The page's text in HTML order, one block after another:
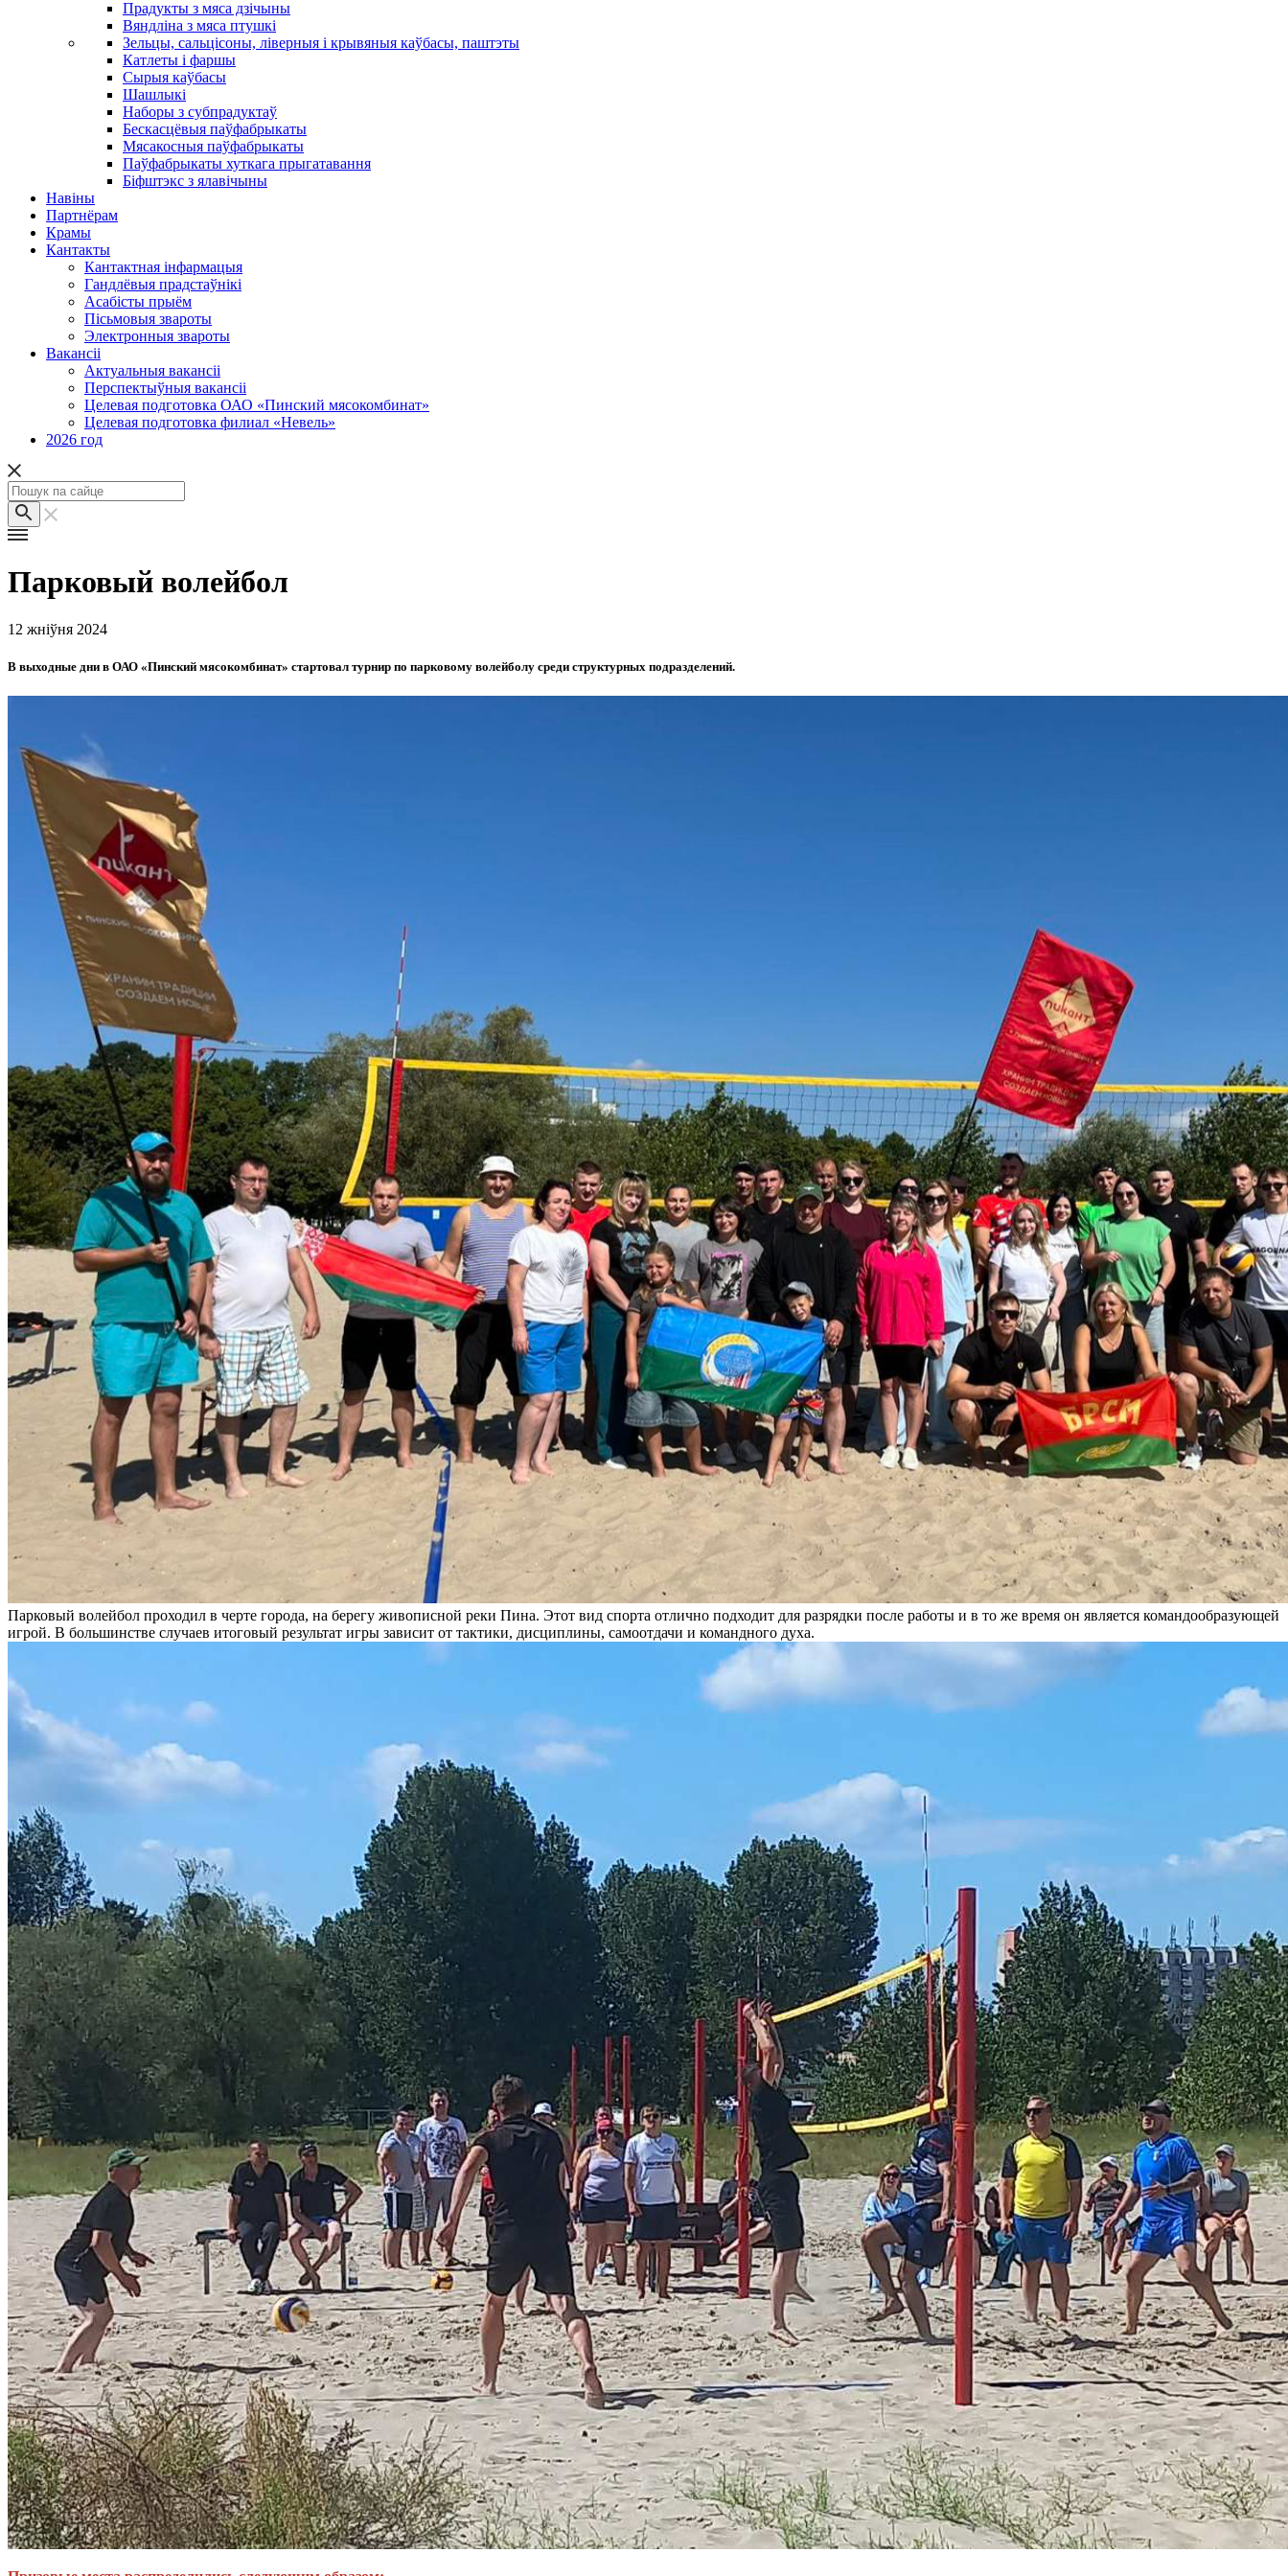
Прадукты з мяса дзічыны
Вяндліна з мяса птушкі
Зельцы, сальцісоны, ліверныя і крывяныя каўбасы, паштэты
Катлеты і фаршы
Сырыя каўбасы
Шашлыкі
Наборы з субпрадуктаў
Бескасцёвыя паўфабрыкаты
Мясакосныя паўфабрыкаты
Паўфабрыкаты хуткага прыгатавання
Біфштэкс з ялавічыны
Навіны
Партнёрам
Крамы
Кантакты
Кантактная інфармацыя
Гандлёвыя прадстаўнікі
Асабісты прыём
Пісьмовыя звароты
Электронныя звароты
Вакансіі
Актуальныя вакансіі
Перспектыўныя вакансіі
Целевая подготовка ОАО «Пинский мясокомбинат»
Целевая подготовка филиал «Невель»
2026 год
Парковый волейбол
12 жніўня 2024
В выходные дни в ОАО «Пинский мясокомбинат» стартовал турнир по парковому волейболу среди структурных подразделений.
Парковый волейбол проходил в черте города, на берегу живописной реки Пина. Этот вид спорта отлично подходит для разрядки после работы и в то же время он является командообразующей
игрой. В большинстве случаев итоговый результат игры зависит от тактики, дисциплины, самоотдачи и командного духа.